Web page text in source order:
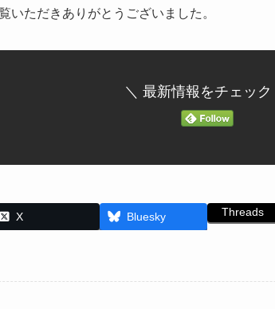
いただきありがとうございました。
＼ 最新情報をチェック
X Bluesky Threads